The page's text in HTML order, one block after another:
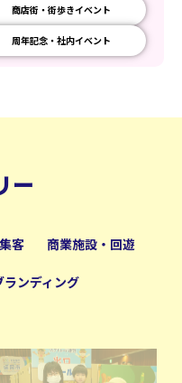
商店街・街歩きイベント
周年記念・社内イベント
ー
客
商業施設・回遊
ランディング